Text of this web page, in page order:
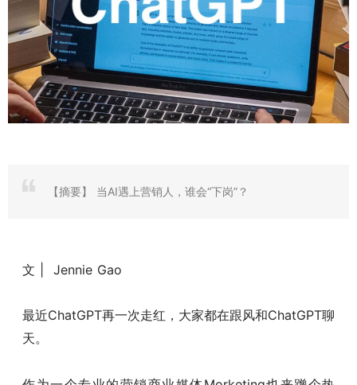
【摘要】 当AI遇上营销人，谁会“下岗”？
文 | Jennie Gao
最近ChatGPT再一次走红，大家都在跟风和ChatGPT聊
天。